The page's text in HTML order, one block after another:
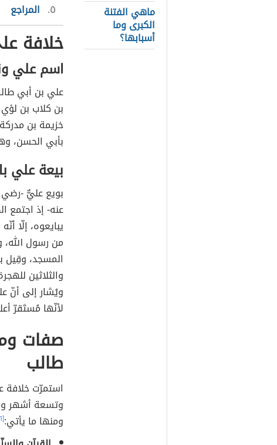
ماهي الفتنة
الكبرى وما
أسبابها؟
٥ المراجع
خلافة
اسم علي
علي بن أبي
بن كلاب بن
خزيمة بن
بأبي الحسن،
بيعة علي
بويع عليٌّ -رضي
عنه- إذ اجتمع
يبايعوه، إلّا
من رسول
المسجد، وقِيل
والثلاثين
ويُشار إلى أنّ
لأنّها مُستَقرّ
صفات
طالب
استمرّت خلافة
وتسعة أشهر
ومنها ما يأتي:[٦]